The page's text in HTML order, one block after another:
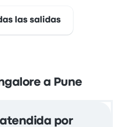
las salidas
a Pune
por